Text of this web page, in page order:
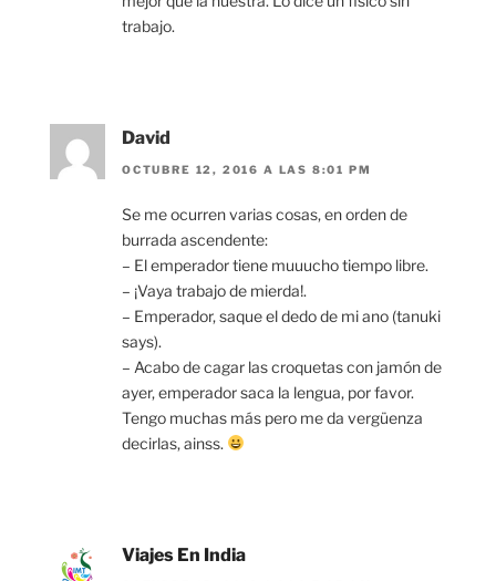
trabajo.
David
OCTUBRE 12, 2016 A LAS 8:01 PM
Se me ocurren varias cosas, en orden de
burrada ascendente:
– El emperador tiene muuucho tiempo libre.
– ¡Vaya trabajo de mierda!.
– Emperador, saque el dedo de mi ano (tanuki
says).
– Acabo de cagar las croquetas con jamón de
ayer, emperador saca la lengua, por favor.
Tengo muchas más pero me da vergüenza
decirlas, ainss.
Viajes En India